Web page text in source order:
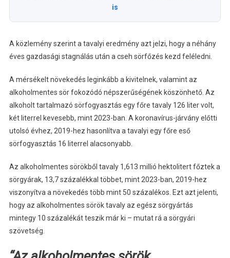
is
A közlemény szerint a tavalyi eredmény azt jelzi, hogy a néhány
éves gazdasági stagnálás után a cseh sörfőzés kezd feléledni.
A mérsékelt növekedés leginkább a kivitelnek, valamint az
alkoholmentes sör fokozódó népszerűségének köszönhető. Az
alkoholt tartalmazó sörfogyasztás egy főre tavaly 126 liter volt,
két literrel kevesebb, mint 2023-ban. A koronavírus-járvány előtti
utolsó évhez, 2019-hez hasonlítva a tavalyi egy főre eső
sörfogyasztás 16 literrel alacsonyabb.
Az alkoholmentes sörökből tavaly 1,613 millió hektolitert főztek a
sörgyárak, 13,7 százalékkal többet, mint 2023-ban, 2019-hez
viszonyítva a növekedés több mint 50 százalékos. Ezt azt jelenti,
hogy az alkoholmentes sörök tavaly az egész sörgyártás
mintegy 10 százalékát teszik már ki – mutat rá a sörgyári
szövetség.